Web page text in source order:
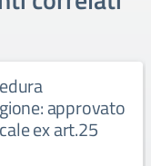
approvato
ex art.25